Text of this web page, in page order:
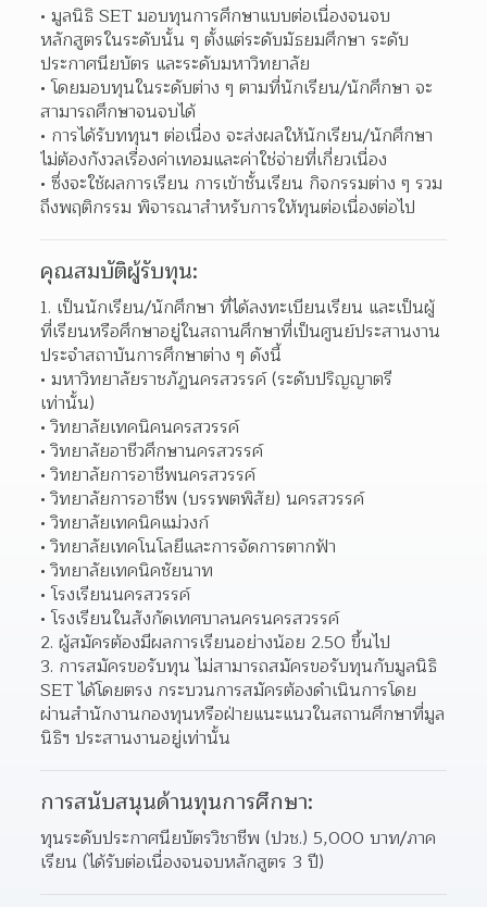
มูลนิธิ SET มอบทุนการศึกษาแบบต่อเนื่องจนจบ
หลักสูตรในระดับนั้น ๆ ตั้งแต่ระดับมัธยมศึกษา ระดับ
ประกาศนียบัตร และระดับมหาวิทยาลัย
โดยมอบทุนในระดับต่าง ๆ ตามที่นักเรียน/นักศึกษา จะ
สามารถศึกษาจนจบได้
การได้รับททุนฯ ต่อเนื่อง จะส่งผลให้นักเรียน/นักศึกษา
ไม่ต้องกังวลเรื่องค่าเทอมและค่าใช่จ่ายที่เกี่ยวเนื่อง
ซึ่งจะใช้ผลการเรียน การเข้าชั้นเรียน กิจกรรมต่าง ๆ รวม
ถึงพฤติกรรม พิจารณาสำหรับการให้ทุนต่อเนื่องต่อไป
คุณสมบัติผู้รับทุน:
1. เป็นนักเรียน/นักศึกษา ที่ได้ลงทะเบียนเรียน และเป็นผู้
ที่เรียนหรือศึกษาอยู่ในสถานศึกษาที่เป็นศูนย์ประสานงาน
ประจำสถาบันการศึกษาต่าง ๆ ดังนี้
มหาวิทยาลัยราชภัฏนครสวรรค์ (ระดับปริญญาตรี
เท่านั้น)
วิทยาลัยเทคนิคนครสวรรค์
วิทยาลัยอาชีวศึกษานครสวรรค์
วิทยาลัยการอาชีพนครสวรรค์
วิทยาลัยการอาชีพ (บรรพตพิสัย) นครสวรรค์
วิทยาลัยเทคนิคแม่วงก์
วิทยาลัยเทคโนโลยีและการจัดการตากฟ้า
วิทยาลัยเทคนิคชัยนาท
โรงเรียนนครสวรรค์
โรงเรียนในสังกัดเทศบาลนครนครสวรรค์
2. ผู้สมัครต้องมีผลการเรียนอย่างน้อย 2.50 ขึ้นไป
3. การสมัครขอรับทุน ไม่สามารถสมัครขอรับทุนกับมูลนิธิ
SET ได้โดยตรง กระบวนการสมัครต้องดำเนินการโดย
ผ่านสำนักงานกองทุนหรือฝ่ายแนะแนวในสถานศึกษาที่มูล
นิธิฯ ประสานงานอยู่เท่านั้น
การสนับสนุนด้านทุนการศึกษา:
ทุนระดับประกาศนียบัตรวิชาชีพ (ปวช.) 5,000 บาท/ภาค
เรียน (ได้รับต่อเนื่องจนจบหลักสูตร 3 ปี)